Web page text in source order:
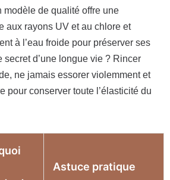
modèle de qualité offre une
aux rayons UV et au chlore et
à l’eau froide pour préserver ses
secret d’une longue vie ? Rincer
ne jamais essorer violemment et
pour conserver toute l’élasticité du
Astuce pratique